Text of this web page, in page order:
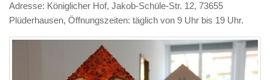
Adresse: Königlicher Hof, Jakob-Schüle-Str. 12, 73655
Plüderhausen, Öffnungszeiten: täglich von 9 Uhr bis 19 Uhr.